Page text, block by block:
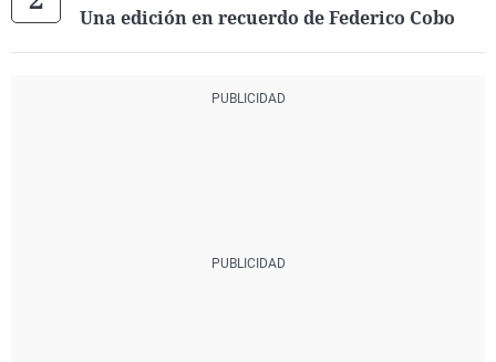
Una edición en recuerdo de Federico Cobo